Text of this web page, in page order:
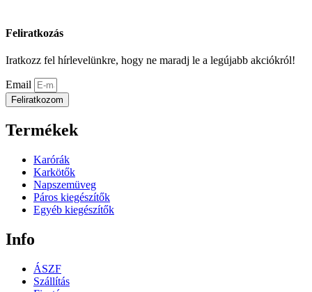
Feliratkozás
Iratkozz fel hírlevelünkre, hogy ne maradj le a legújabb akciókról!
Email
Feliratkozom
Termékek
Karórák
Karkötők
Napszemüveg
Páros kiegészítők
Egyéb kiegészítők
Info
ÁSZF
Szállítás